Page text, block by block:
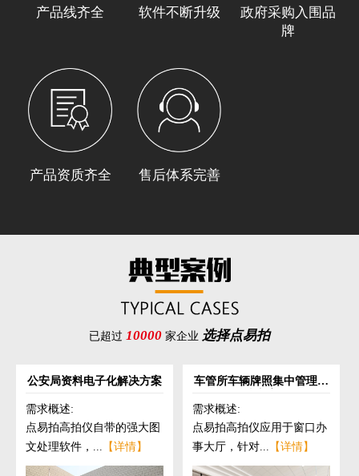
产品线齐全 软件不断升级
政府采购入围品
牌
产品资质齐全 售后体系完善
已超过 10000 家企业 选择点易拍
公安局资料电子化解决方案
需求概述:
点易拍高拍仪自带的强大图
文处理软件，... 【详情】
车管所车辆牌照集中管理解
需求概述:
点易拍高拍仪应用于窗口办
事大厅，针对... 【详情】